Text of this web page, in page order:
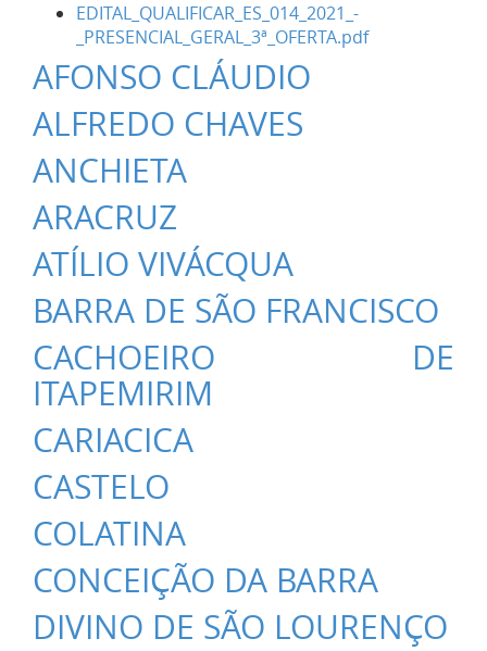
EDITAL_QUALIFICAR_ES_014_2021_-
_PRESENCIAL_GERAL_3ª_OFERTA.pdf
AFONSO CLÁUDIO
ALFREDO CHAVES
ANCHIETA
ARACRUZ
ATÍLIO VIVÁCQUA
BARRA DE SÃO FRANCISCO
CACHOEIRO DE
ITAPEMIRIM
CARIACICA
CASTELO
COLATINA
CONCEIÇÃO DA BARRA
DIVINO DE SÃO LOURENÇO